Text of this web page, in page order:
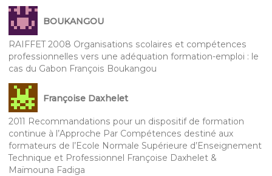
BOUKANGOU
RAIFFET 2008 Organisations scolaires et compétences
professionnelles vers une adéquation formation-emploi : le
cas du Gabon François Boukangou
Françoise Daxhelet
2011 Recommandations pour un dispositif de formation
continue à l’Approche Par Compétences destiné aux
formateurs de l’Ecole Normale Supérieure d’Enseignement
Technique et Professionnel Françoise Daxhelet &
Maïmouna Fadiga